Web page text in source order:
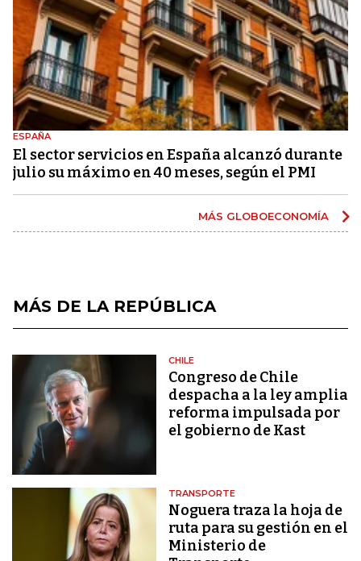
ESPAÑA
El sector servicios en España alcanzó durante
julio su máximo en 40 meses, según el PMI
MÁS GLOBOECONOMÍA
MÁS DE LA REPÚBLICA
CHILE
Congreso de Chile
despacha a la ley amplia
reforma impulsada por
el gobierno de Kast
TRANSPORTE
Noguera traza la hoja de
ruta para su gestión en el
Ministerio de